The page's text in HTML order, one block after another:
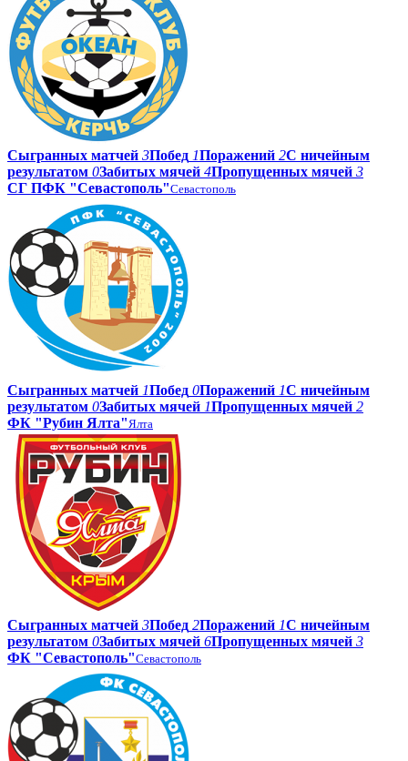
Сыгранных матчей 3Побед 1Поражений 2С ничейным
результатом 0Забитых мячей 4Пропущенных мячей 3
СГ ПФК "Севастополь"Севастополь
Сыгранных матчей 1Побед 0Поражений 1С ничейным
результатом 0Забитых мячей 1Пропущенных мячей 2
ФК "Рубин Ялта"Ялта
Сыгранных матчей 3Побед 2Поражений 1С ничейным
результатом 0Забитых мячей 6Пропущенных мячей 3
ФК "Севастополь"Севастополь